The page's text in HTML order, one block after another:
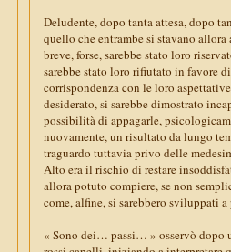
Deludente, dopo tanta attesa, dopo
quello che entrambe si stavano
breve, forse, sarebbe stato loro
sarebbe stato loro rifiutato in favore
corrispondenza con le loro
desiderato, si sarebbe dimostrato
possibilità di appagarle,
nuovamente, un risultato da lungo
traguardo tuttavia privo delle
Alto era il rischio di restare
allora potuto compiere, se non
come, alfine, si sarebbero sviluppati
« Sono dei… passi… » osservò dopo